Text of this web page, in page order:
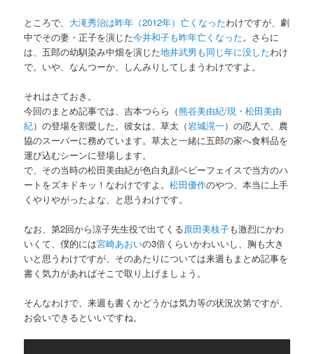
ところで、 大滝秀治は昨年（2012年）亡くなったわけですが、劇
中でその妻・正子を演じた今井和子も昨年亡くなった。さらに
は、五郎の幼馴染み中畑を演じた地井武男も同じ年に没したわけ
で。いや、なんつーか、しんみりしてしまうわけですよ。
それはさておき。
今回のまとめ記事では、吉本つらら（熊谷美由紀/現・松田美由
紀）の登場を割愛した。彼女は、草太（岩城滉一）の恋人で、農
協のスーパーに務めています。草太と一緒に五郎の家へ食料品を
運び込むシーンに登場します。
で、その当時の松田美由紀が色白丸顔ベビーフェイスで当方のハ
ートをズキドキッ！なわけですよ。松田優作のやつ、本当に上手
くやりやがったよな、と思うわけです。
なお、第2回から涼子先生役で出てくる原田美枝子も激烈にかわ
いくて、僕的には宮崎あおいの3倍くらいかわいいし、胸も大き
いと思うわけですが、そのあたりについては来週もまとめ記事を
書く気力があればそこで取り上げましょう。
そんなわけで、来週も書くかどうかは気力等の状況次第ですが、
お会いできるといいですね。